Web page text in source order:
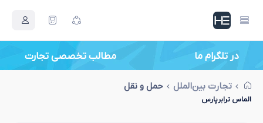
در تلگرام ما مطالب تخصصی تجارت
تجارت بین‌الملل حمل و نقل
الماس ترابرپارس